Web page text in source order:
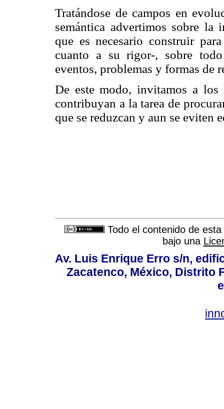
Tratándose de campos en
semántica advertimos sobre la
que es necesario construir
cuanto a su rigor-, sobre
eventos, problemas y formas de
De este modo, invitamos a los
contribuyan a la tarea de
que se reduzcan y aun se eviten
Todo el contenido de
bajo una
Av. Luis Enrique Erro s/n,
Zacatenco, México, Distrito